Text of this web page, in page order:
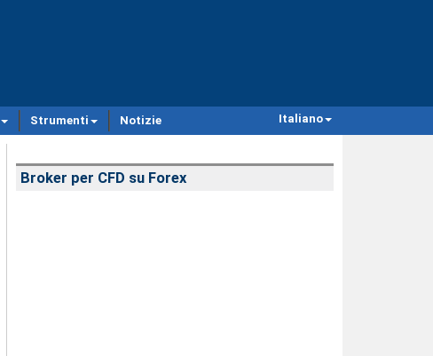
Strumenti Notizie Italiano
Broker per CFD su Forex